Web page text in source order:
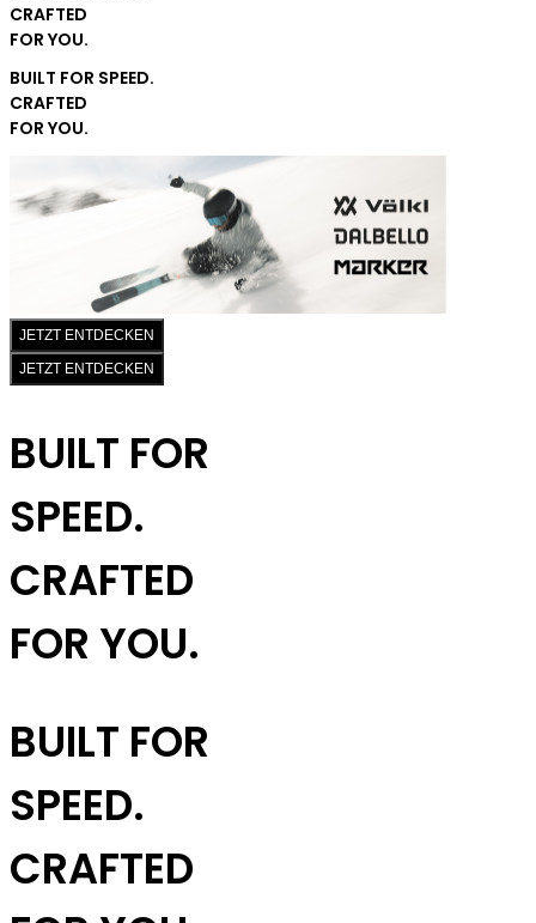
CRAFTED
FOR YOU.
BUILT FOR SPEED.
CRAFTED
FOR YOU.
JETZT ENTDECKEN
JETZT ENTDECKEN
BUILT FOR
SPEED.
CRAFTED
FOR YOU.
BUILT FOR
SPEED.
CRAFTED